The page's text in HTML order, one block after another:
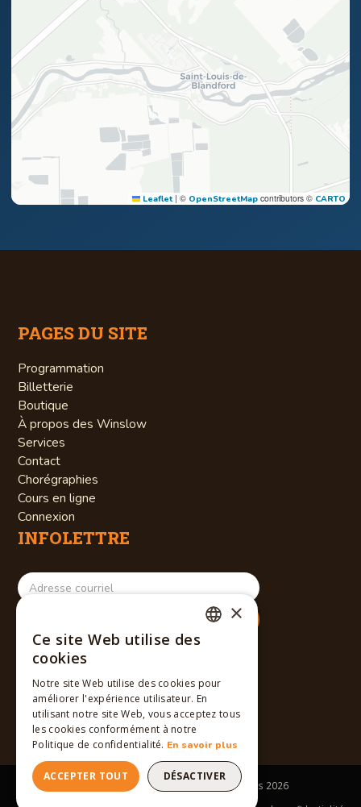
Leaflet | © OpenStreetMap contributors © CARTO
PAGES DU SITE
Programmation
Billetterie
Boutique
À propos des Winslow
Services
Contact
Chorégraphies
Cours en ligne
Connexion
INFOLETTRE
RÉSEAUX SOCIAUX
Tous droits réservés © Winslow Dancers 2026
×
Ce site Web utilise des
cookies
Notre site Web utilise des cookies pour
améliorer l'expérience utilisateur. En
utilisant notre site Web, vous acceptez tous
les cookies conformément à notre
Politique de confidentialité. En savoir plus
ACCEPTER TOUT DÉSACTIVER